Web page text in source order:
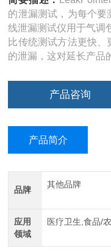
的泄漏测试，为每个
线泄漏测试仪用于气调
比传统测试方法更快
的泄漏，这对延长产品
产品咨询
产品简介
品牌
其他品牌
应用
领域
医疗卫生,食品/